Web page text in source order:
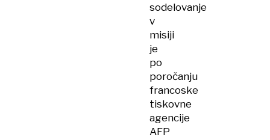
sodelovanje
v
misiji
je
po
poročanju
francoske
tiskovne
agencije
AFP